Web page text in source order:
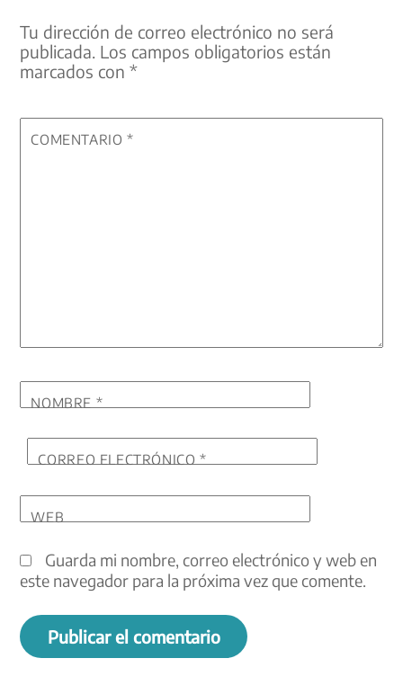
Tu dirección de correo electrónico no será
publicada. Los campos obligatorios están
marcados con*
COMENTARIO*
NOMBRE *
CORREO ELECTRÓNICO*
WEB
Guarda mi nombre, correo electrónico y web en
este navegador para la próxima vez que comente.